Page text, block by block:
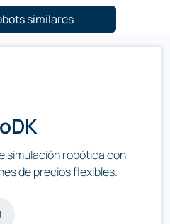
similares
simulación robótica con
de precios flexibles.